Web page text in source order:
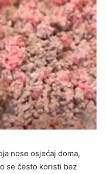
nose osjećaj doma,
se često koristi bez